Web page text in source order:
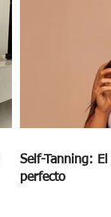
Self-Tanning:
perfecto